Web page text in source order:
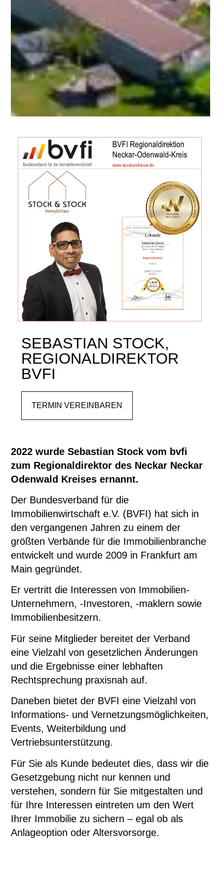
SEBASTIAN STOCK,
REGIONALDIREKTOR
BVFI
TERMIN VEREINBAREN
2022 wurde Sebastian Stock vom bvfi
zum Regionaldirektor des Neckar Neckar
Odenwald Kreises ernannt.
Der Bundesverband für die
Immobilienwirtschaft e.V. (BVFI) hat sich in
den vergangenen Jahren zu einem der
größten Verbände für die Immobilienbranche
entwickelt und wurde 2009 in Frankfurt am
Main gegründet.
Er vertritt die Interessen von Immobilien-
Unternehmern, -Investoren, -maklern sowie
Immobilienbesitzern.
Für seine Mitglieder bereitet der Verband
eine Vielzahl von gesetzlichen Änderungen
und die Ergebnisse einer lebhaften
Rechtsprechung praxisnah auf.
Daneben bietet der BVFI eine Vielzahl von
Informations- und Vernetzungsmöglichkeiten,
Events, Weiterbildung und
Vertriebsunterstützung.
Für Sie als Kunde bedeutet dies, dass wir die
Gesetzgebung nicht nur kennen und
verstehen, sondern für Sie mitgestalten und
für Ihre Interessen eintreten um den Wert
Ihrer Immobilie zu sichern – egal ob als
Anlageoption oder Altersvorsorge.